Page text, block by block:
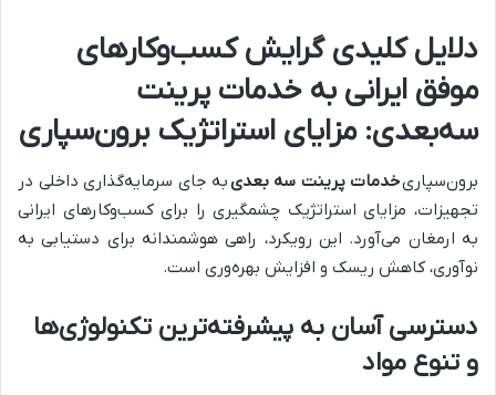
دلایل کلیدی گرایش کسب‌وکارهای
موفق ایرانی به خدمات پرینت
سه‌بعدی: مزایای استراتژیک برون‌سپاری
برون‌سپاریخدمات پرینت سه بعدیبه جای سرمایه‌گذاری داخلی در
تجهیزات، مزایای استراتژیک چشمگیری را برای کسب‌وکارهای ایرانی
به ارمغان می‌آورد. این رویکرد، راهی هوشمندانه برای دستیابی به
نوآوری، کاهش ریسک و افزایش بهره‌وری است.
دسترسی آسان به پیشرفته‌ترین تکنولوژی‌ها
و تنوع مواد